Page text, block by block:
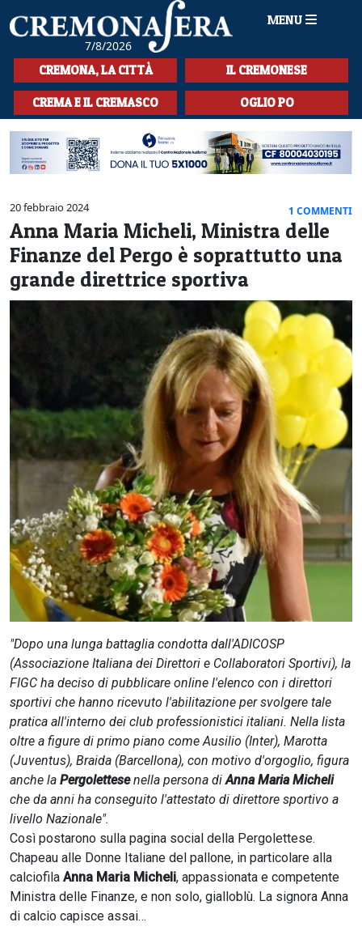
7/8/2026
MENU
HOME
CRONACA
SPORT
LA MUSICA
CULTURA
LA STORIA
SPETTACOLI
L'EDITORIALE
CREMONA, LA CITTÀ IL CREMONESE
CREMA E IL CREMASCO OGLIO PO
20 febbraio 2024 1 COMMENTI
Anna Maria Micheli, Ministra delle
Finanze del Pergo è soprattutto una
grande direttrice sportiva
"Dopo una lunga battaglia condotta dall'ADICOSP
(Associazione Italiana dei Direttori e Collaboratori Sportivi), la
FIGC ha deciso di pubblicare online l'elenco con i direttori
sportivi che hanno ricevuto l'abilitazione per svolgere tale
pratica all'interno dei club professionistici italiani. Nella lista
oltre a figure di primo piano come Ausilio (Inter), Marotta
(Juventus), Braida (Barcellona), con motivo d'orgoglio, figura
anche la Pergolettesenella persona diAnna Maria Micheli
che da anni ha conseguito l'attestato di direttore sportivo a
livello Nazionale".
Così postarono sulla pagina social della Pergolettese.
Chapeau alle Donne Italiane del pallone, in particolare alla
calciofila Anna Maria Micheli, appassionata e competente
Ministra delle Finanze, e non solo, gialloblù. La signora Anna
di calcio capisce assai…